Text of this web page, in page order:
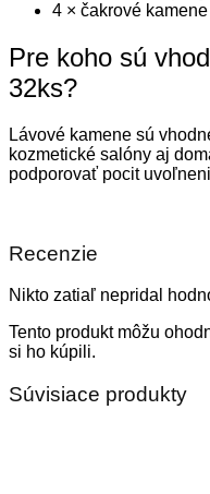
4 × čakrové kamene
Pre koho sú
32ks?
Lávové kamene sú
kozmetické salóny aj
podporovať pocit
Recenzie
Nikto zatiaľ nepridal
Tento produkt môžu
si ho kúpili.
Súvisiace produkty